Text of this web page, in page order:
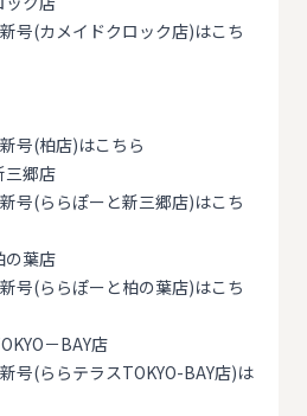
号(カメイドクロック店)はこち
号(柏店)はこちら
三郷店
号(ららぽーと新三郷店)はこち
の葉店
号(ららぽーと柏の葉店)はこち
－BAY店
号(ららテラスTOKYO-BAY店)は